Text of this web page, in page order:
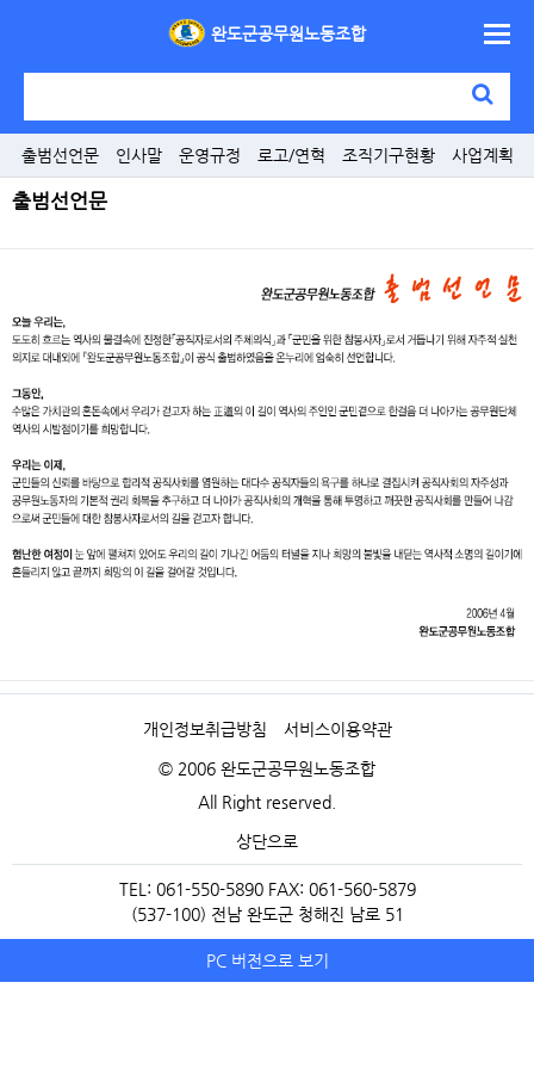
완도군공무원노동조합
출범선언문 인사말 운영규정 로고/연혁 조직기구현황 사업계획
출범선언문
개인정보취급방침 서비스이용약관
© 2006 완도군공무원노동조합
All Right reserved.
상단으로
TEL: 061-550-5890 FAX: 061-560-5879
(537-100) 전남 완도군 청해진 남로 51
PC 버전으로 보기